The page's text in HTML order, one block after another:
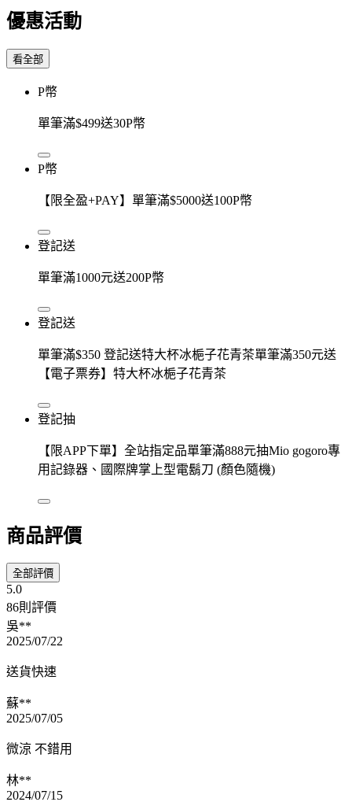
優惠活動
看全部
P幣
單筆滿$499送30P幣
P幣
【限全盈+PAY】單筆滿$5000送100P幣
登記送
單筆滿1000元送200P幣
登記送
單筆滿$350 登記送特大杯冰梔子花青茶單筆滿350元送
【電子票券】特大杯冰梔子花青茶
登記抽
【限APP下單】全站指定品單筆滿888元抽Mio gogoro專
用記錄器、國際牌掌上型電鬍刀 (顏色隨機)
商品評價
全部評價
5.0
86則評價
吳**
2025/07/22
送貨快速
蘇**
2025/07/05
微涼 不錯用
林**
2024/07/15